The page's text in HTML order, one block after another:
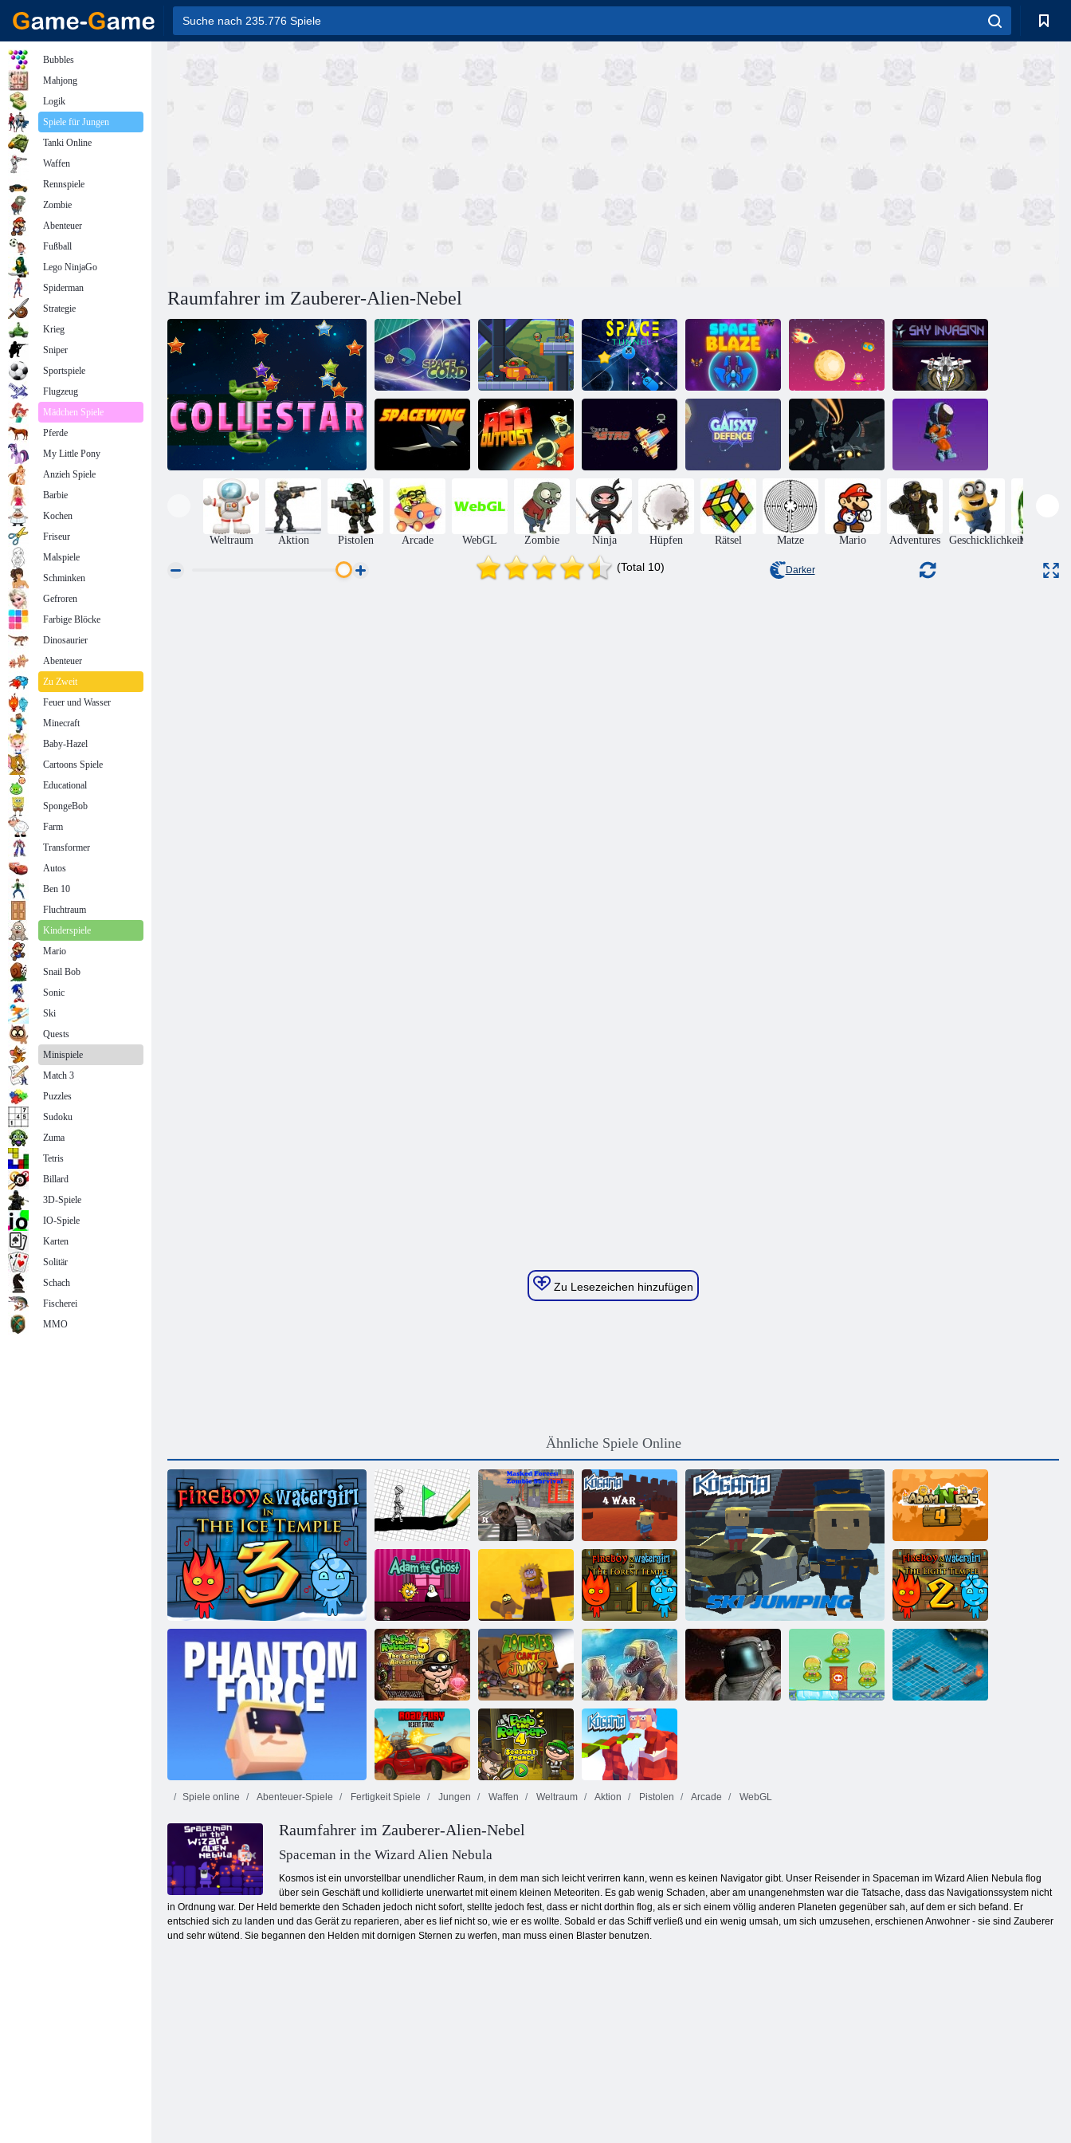
Raumfahrer im Zauberer-Alien-Nebel
Raumkabel
Galaktischer
Bulle
Weltraumtunnel Weltraum Blaze Weltraumfreunde Sky Invasion
Raumflügel
Roter
Außenposten
Weltraumastro Galaxy Defense
Weltraumkampf-
Simulator
Ungravitation
Weltraum Aktion Pistolen Arcade WebGL Zombie Ninja Hüpfen Rätsel Matze Mario Adventures GeschicklichkeitMonsters
(Total 10) Darker
Zu Lesezeichen hinzufügen
Ähnliche Spiele Online
Feuer und Wasser 3: Der Eistempel
Zeichnen Spiel
Maskierte
Kräfte: Zombie-
Überleben
Kogama: 4
Krieg
Adam und Eva 4
Adam und Eva:
Adam der Geist
Adam N Eve 8
Die Liebesquest
Kogama Phantomkraft
Feuer und
Wasser 1:
Waldtempel
Feuer und
Wasser 2:
Lichttempel
Bob der Räuber
5:
Tempelabenteuer
Zombies können
nicht springen
D-Day: Rush -
Tower Defense
Straße des Fury
Desert Strike
Bob der Räuber
4
Spiele online Abenteuer-Spiele Fertigkeit Spiele Jungen Waffen Weltraum Aktion Pistolen Arcade WebGL
Raumfahrer im Zauberer-Alien-Nebel
Spaceman in the Wizard Alien Nebula
Kosmos ist ein unvorstellbar unendlicher Raum, in dem man sich leicht verirren kann, wenn es keinen Navigator gibt. Unser Reisender in Spaceman im Wizard Alien Nebula flog
über sein Geschäft und kollidierte unerwartet mit einem kleinen Meteoriten. Es gab wenig Schaden, aber am unangenehmsten war die Tatsache, dass das Navigationssystem nicht
in Ordnung war. Der Held bemerkte den Schaden jedoch nicht sofort, stellte jedoch fest, dass er nicht dorthin flog, als er sich einem völlig anderen Planeten gegenüber sah, auf dem er sich befand. Er
entschied sich zu landen und das Gerät zu reparieren, aber es lief nicht so, wie er es wollte. Sobald er das Schiff verließ und ein wenig umsah, um sich umzusehen, erschienen Anwohner - sie sind Zauberer
und sehr wütend. Sie begannen den Helden mit dornigen Sternen zu werfen, man muss einen Blaster benutzen.
Bubbles
Mahjong
Logik
Spiele für Jungen
Tanki Online
Waffen
Rennspiele
Zombie
Abenteuer
Fußball
Lego NinjaGo
Spiderman
Strategie
Krieg
Sniper
Sportspiele
Flugzeug
Mädchen Spiele
Pferde
My Little Pony
Anzieh Spiele
Barbie
Kochen
Friseur
Malspiele
Schminken
Gefroren
Farbige Blöcke
Dinosaurier
Abenteuer
Zu Zweit
Feuer und Wasser
Minecraft
Baby-Hazel
Cartoons Spiele
Educational
SpongeBob
Farm
Transformer
Autos
Ben 10
Fluchtraum
Kinderspiele
Mario
Snail Bob
Sonic
Ski
Quests
Minispiele
Match 3
Puzzles
Sudoku
Zuma
Tetris
Billard
3D-Spiele
IO-Spiele
Karten
Solitär
Schach
Fischerei
MMO